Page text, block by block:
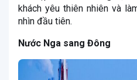
khách yêu thiên nhiên và
nhìn đầu tiên.
Nước Nga sang Đông